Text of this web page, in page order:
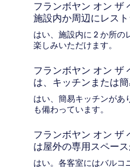
フランボヤン オン ザ
施設内か周辺にレス
はい、施設内に 2 か所の
楽しみいただけます。
フランボヤン オン ザ
は、キッチンまたは
はい、簡易キッチンがあ
も備わっています。
フランボヤン オン ザ
は屋外の専用スペー
はい。各客室にはバルコ